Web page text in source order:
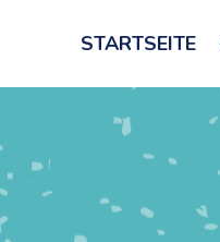
STARTSEITE